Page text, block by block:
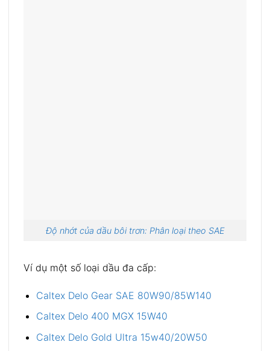
Độ nhớt của dầu bôi trơn: Phân loại theo SAE
Ví dụ một số loại dầu đa cấp:
Caltex Delo Gear SAE 80W90/85W140
Caltex Delo 400 MGX 15W40
Caltex Delo Gold Ultra 15w40/20W50